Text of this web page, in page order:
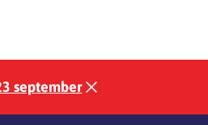
september